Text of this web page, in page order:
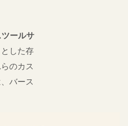
ールサ
した存
のカス
バース